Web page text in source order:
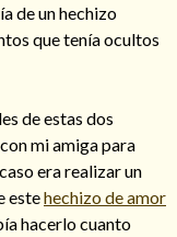
de un hechizo
que tenía ocultos
de estas dos
mi amiga para
era realizar un
estehechizo de amor
hacerlo cuanto